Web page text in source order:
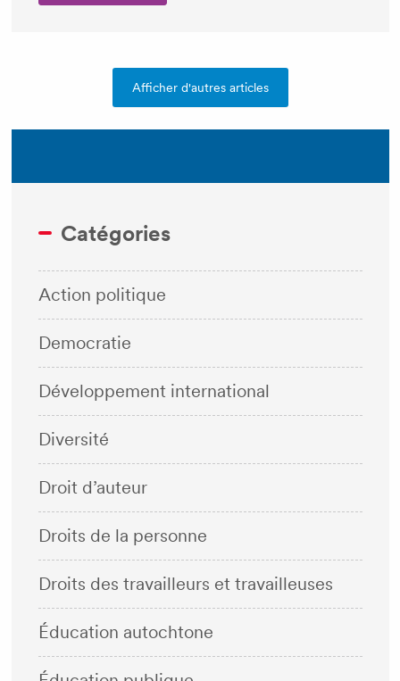
Afficher d'autres articles
Catégories
Action politique
Democratie
Développement international
Diversité
Droit d’auteur
Droits de la personne
Droits des travailleurs et travailleuses
Éducation autochtone